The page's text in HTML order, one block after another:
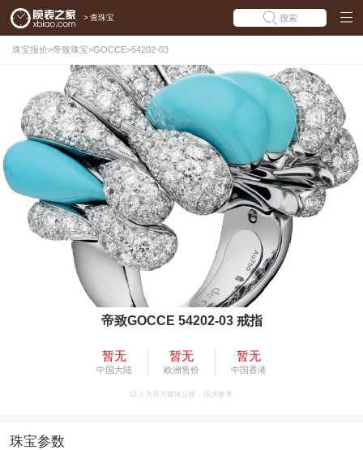
> 查珠宝 搜索
珠宝报价>帝致珠宝>GOCCE>54202-03
帝致GOCCE 54202-03 戒指
暂无
中国大陆
暂无
欧洲售价
暂无
中国香港
以上为官方媒体公价，仅供参考
珠宝参数